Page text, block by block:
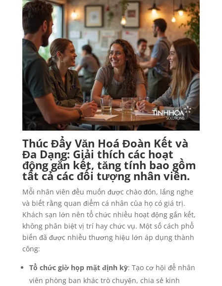
Thúc Đẩy Văn Hoá Đoàn Kết và
Đa Dạng: Giải thích các hoạt
động gắn kết, tăng tính bao gồm
tất cả các đối tượng nhân viên.
Mỗi nhân viên đều muốn được chào đón, lắng nghe
và biết rằng quan điểm cá nhân của họ có giá trị.
Khách sạn lớn nên tổ chức nhiều hoạt động gắn kết,
không phân biệt vị trí hay chức vụ. Một số cách phổ
biến đã được nhiều thương hiệu lớn áp dụng thành
công:
Tổ chức giờ họp mặt định kỳ: Tạo cơ hội để nhân
viên phòng ban khác trò chuyện, chia sẻ kinh